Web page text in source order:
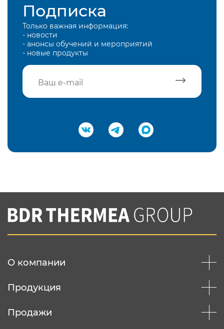
Подписка
Только важная информация:
- новости
- анонсы обучений и мероприятий
- новые продукты
Подтвердить e-mail
Вы соглашаетесь с нашей политикой
конфеденциальности
О компании
Продукция
Продажи